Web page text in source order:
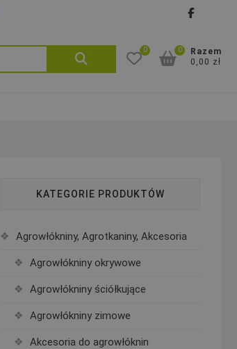
Szukaj: 0
Razem
0,00 zł
0
KATEGORIE PRODUKTÓW
Agrowłókniny, Agrotkaniny, Akcesoria
Agrowłókniny okrywowe
Agrowłókniny ściółkujące
Agrowłókniny zimowe
Akcesoria do agrowłóknin